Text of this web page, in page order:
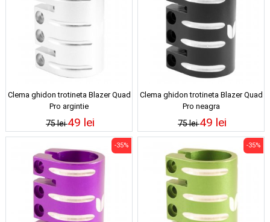
Clema ghidon trotineta Blazer Quad
Pro argintie
75 lei49 lei
Clema ghidon trotineta Blazer Quad
Pro neagra
75 lei49 lei
-35% -35%